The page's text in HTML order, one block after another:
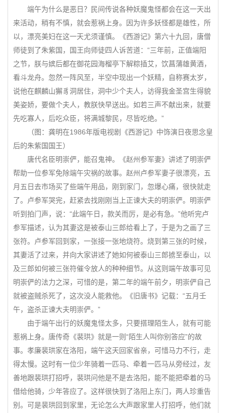
端午为什么是恶日？民间传说各种妖魔鬼怪都会在这一天出
来活动，稍有不慎，就会惹祸上身。因为许多妖怪都是雄性，所
以，漂亮美妇在这一天尤须谨慎。《西游记》第六十九回，唐僧
师徒到了朱紫国，国王向师徒四人诉苦道：“三年前，正值端阳
之节，朕与嫔后都在御花园海榴亭下解粽插艾，饮菖蒲雄黄酒，
看斗龙舟。忽然一阵风至，半空中现出一个妖精，自称赛太岁，
说他在麒麟山獬豸洞居住，洞中少个夫人，访得我金圣宫生得貌
美姿娇，要做个夫人，教朕快早送出。如若三声不献出来，就要
先吃寡人，后吃众臣，将满城黎民，尽皆吃绝。”
（图：龚明在1986年版电视剧《西游记》中饰演日夜思念皇
后的朱紫国国王）
唐代名臣明崇俨，能召鬼神。《赵州参军妻》讲述了明崇俨
帮助一位参军免除端午灾祸的故事。赵州卢参军妻子很漂亮，五
月五日去市场买了些端午用品，刚到家门，忽爆心痛，很快就走
了。卢参军哭完，赶紧去找刚刚当上正谏大夫的明崇俨。明崇俨
听到拍门声，说：“此端午日，款关而厉，是必有急。”他听完卢
参军描述，认为其妻这是被泰山三郎给看上了，于是为之画了三
张符。卢参军回到家，一张接一张地烧符。烧到第三张的时候，
其妻活了过来，并向大家讲述了她如何被泰山三郎掳至泰山，以
及三郎如何被三张符催令放人的种种细节。从这则端午故事可见
明崇俨的法力之深，可惜的是，第二年的端午前夕，明崇俨自己
就被盗贼杀死了，这次没人能救他。《旧唐书》记载：“五月壬
午，盗杀正谏大夫明崇俨。”
由于端午出行的妖魔鬼怪太多，只要搭理陌生人，就有可能
惹祸上身。唐传奇《裴珙》就是一则“陌生人叫你别答应”的故
事。孝廉裴珙家在洛阳，端午这天回家省亲，可惜马力不行，走
得太慢。这时有一位少年骑着一匹马、牵着一匹马从旁经过，友
善地跟裴珙打招呼，裴珙问他是不是去洛阳，能不能把牵着的马
借给他骑，少年答应了。这样很快到了洛阳上东门，两人珍重告
别。可是裴珙回到家里，无论怎么大声跟家里人打招呼，他们就